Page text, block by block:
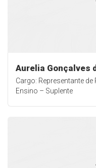
Aurelia Gonçalves
Cargo: Representante
Ensino – Suplente